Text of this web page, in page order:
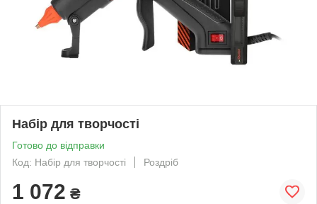
Набір для творчості
Готово до відправки
Код: Набір для творчості
Роздріб
1 072 ₴